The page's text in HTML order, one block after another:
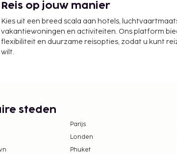
Reis op jouw manier
Kies uit een breed scala aan hotels,
vakantiewoningen en activiteiten. Ons platform
flexibiliteit en duurzame reisopties, zodat u kunt
wilt.
steden
Parijs
Londen
Phuket